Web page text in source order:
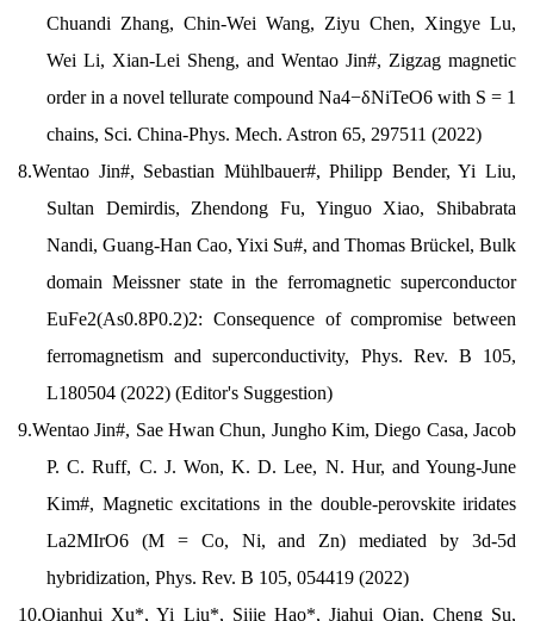
Chuandi Zhang, Chin-Wei Wang, Ziyu Chen, Xingye Lu,
Wei Li, Xian-Lei Sheng, and Wentao Jin#, Zigzag magnetic
order in a novel tellurate compound Na4−δNiTeO6 with S = 1
chains, Sci. China-Phys. Mech. Astron 65, 297511 (2022)
8.Wentao Jin#, Sebastian Mühlbauer#, Philipp Bender, Yi Liu,
Sultan Demirdis, Zhendong Fu, Yinguo Xiao, Shibabrata
Nandi, Guang-Han Cao, Yixi Su#, and Thomas Brückel, Bulk
domain Meissner state in the ferromagnetic superconductor
EuFe2(As0.8P0.2)2: Consequence of compromise between
ferromagnetism and superconductivity, Phys. Rev. B 105,
L180504 (2022) (Editor's Suggestion)
9.Wentao Jin#, Sae Hwan Chun, Jungho Kim, Diego Casa, Jacob
P. C. Ruff, C. J. Won, K. D. Lee, N. Hur, and Young-June
Kim#, Magnetic excitations in the double-perovskite iridates
La2MIrO6 (M = Co, Ni, and Zn) mediated by 3d-5d
hybridization, Phys. Rev. B 105, 054419 (2022)
10.Qianhui Xu*, Yi Liu*, Sijie Hao*, Jiahui Qian, Cheng Su,